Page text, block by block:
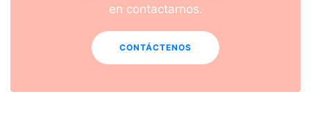
en contactarnos.
CONTÁCTENOS